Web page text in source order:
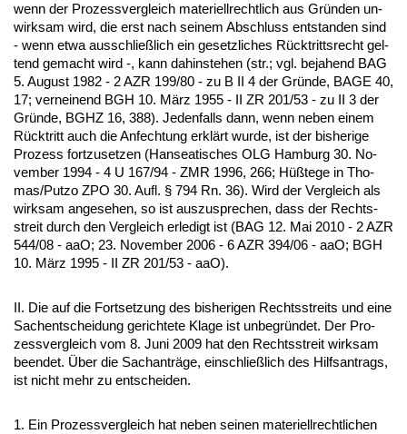
wenn der Pro­zess­ver­gleich ma­te­ri­ell­recht­lich aus Gründen un­
wirk­sam wird, die erst nach sei­nem Ab­schluss ent­stan­den sind
- wenn et­wa aus­sch­ließlich ein ge­setz­li­ches Rück­tritts­recht gel­
tend ge­macht wird -, kann da­hin­ste­hen (str.; vgl. be­ja­hend BAG
5. Au­gust 1982 - 2 AZR 199/80 - zu B II 4 der Gründe, BA­GE 40,
17; ver­nei­nend BGH 10. März 1955 - II ZR 201/53 - zu II 3 der
Gründe, BGHZ 16, 388). Je­den­falls dann, wenn ne­ben ei­nem
Rück­tritt auch die An­fech­tung erklärt wur­de, ist der bis­he­ri­ge
Pro­zess fort­zu­set­zen (Han­sea­ti­sches OLG Ham­burg 30. No­
vem­ber 1994 - 4 U 167/94 - ZMR 1996, 266; Hüßte­ge in Tho­
mas/Putzo ZPO 30. Aufl. § 794 Rn. 36). Wird der Ver­gleich als
wirk­sam an­ge­se­hen, so ist aus­zu­spre­chen, dass der Rechts­
streit durch den Ver­gleich er­le­digt ist (BAG 12. Mai 2010 - 2 AZR
544/08 - aaO; 23. No­vem­ber 2006 - 6 AZR 394/06 - aaO; BGH
10. März 1995 - II ZR 201/53 - aaO).
II. Die auf die Fort­set­zung des bis­he­ri­gen Rechts­streits und ei­ne
Sach­ent­schei­dung ge­rich­te­te Kla­ge ist un­be­gründet. Der Pro­
zess­ver­gleich vom 8. Ju­ni 2009 hat den Rechts­streit wirk­sam
be­en­det. Über die Sach­anträge, ein­sch­ließlich des Hilfs­an­trags,
ist nicht mehr zu ent­schei­den.
1. Ein Pro­zess­ver­gleich hat ne­ben sei­nen ma­te­ri­ell­recht­li­chen